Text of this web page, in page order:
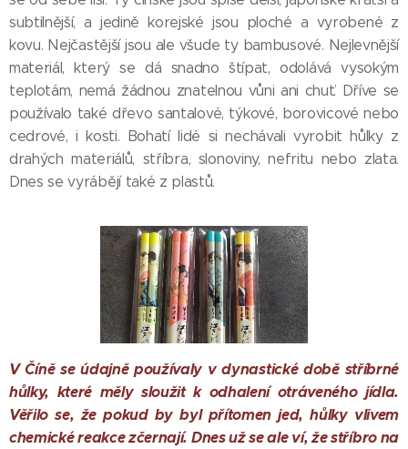
subtilnější, a jedině korejské jsou ploché a vyrobené z
kovu. Nejčastější jsou ale všude ty bambusové. Nejlevnější
materiál, který se dá snadno štípat, odolává vysokým
teplotám, nemá žádnou znatelnou vůni ani chuť. Dříve se
používalo také dřevo santalové, týkové, borovicové nebo
cedrové, i kosti. Bohatí lidé si nechávali vyrobit hůlky z
drahých materiálů, stříbra, slonoviny, nefritu nebo zlata.
Dnes se vyrábějí také z plastů.
V Číně se údajně používaly v dynastické době stříbrné
hůlky, které měly sloužit k odhalení otráveného jídla.
Věřilo se, že pokud by byl přítomen jed, hůlky vlivem
chemické reakce zčernají. Dnes už se ale ví, že stříbro na